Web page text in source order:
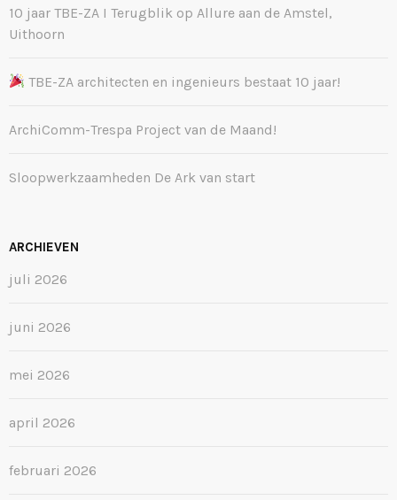
10 jaar TBE-ZA I Terugblik op Allure aan de Amstel,
Uithoorn
TBE-ZA architecten en ingenieurs bestaat 10 jaar!
ArchiComm-Trespa Project van de Maand!
Sloopwerkzaamheden De Ark van start
ARCHIEVEN
juli 2026
juni 2026
mei 2026
april 2026
februari 2026